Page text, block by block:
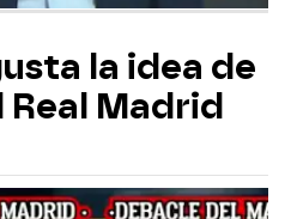
la idea de
Madrid